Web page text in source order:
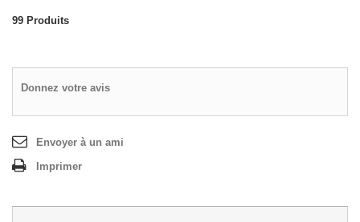
99 Produits
Donnez votre avis
Envoyer à un ami
Imprimer